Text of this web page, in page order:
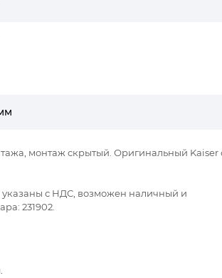
монтаж скрытый. Оригинальный Kaiser
с НДС, возможен наличный и
231902.